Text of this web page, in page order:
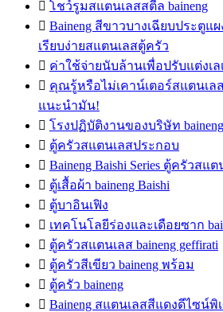
 โชว์รูมสแตนเลสสตีล baineng
 Baineng สีขาวบางเฉียบประตูแ
เรียบง่ายสแตนเลสตู้ครัว
 ค่าใช้จ่ายนับล้านเพื่อปรับแต่งเ
 คุณรู้หรือไม่เคาน์เตอร์สแตนเล
แนะนำมัน!
 โรงปฏิบัติงานของบริษัท baineng
 ตู้ครัวสแตนเลสประกอบ
 Baineng Baishi Series ตู้ครัวสแต
 ตู้เสื้อผ้า baineng Baishi
 ตู้บาอินเฟิง
 เทคโนโลยีร่องและเดือยซาก
 ตู้ครัวสแตนเลส baineng geffirati
 ตู้ครัวสีเขียว baineng พร้อม
 ตู้ครัว baineng
 Baineng สแตนเลสสีแดงดีไซน์พิ